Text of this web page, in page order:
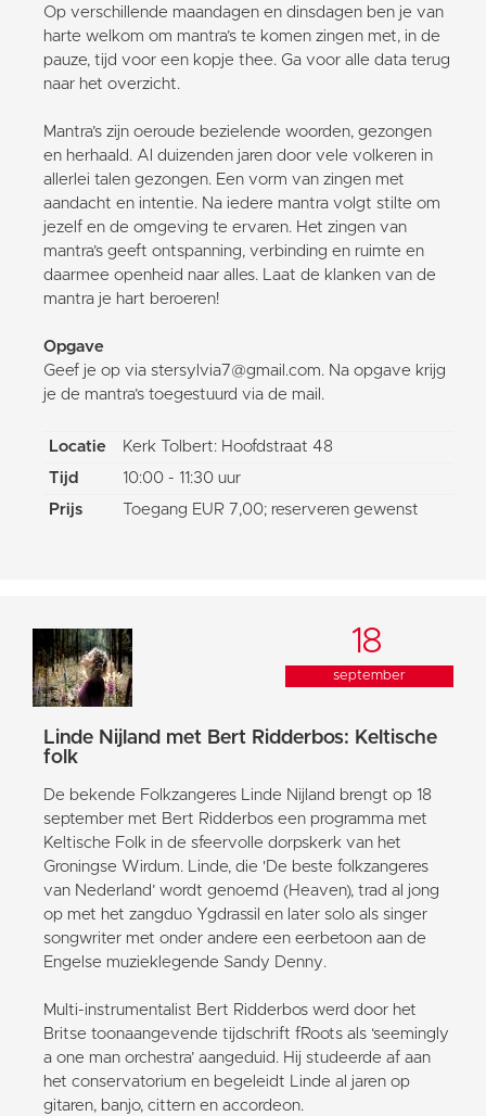
Op verschillende maandagen en dinsdagen ben je van
harte welkom om mantra’s te komen zingen met, in de
pauze, tijd voor een kopje thee. Ga voor alle data terug
naar het overzicht.
Mantra’s zijn oeroude bezielende woorden, gezongen
en herhaald. Al duizenden jaren door vele volkeren in
allerlei talen gezongen. Een vorm van zingen met
aandacht en intentie. Na iedere mantra volgt stilte om
jezelf en de omgeving te ervaren. Het zingen van
mantra’s geeft ontspanning, verbinding en ruimte en
daarmee openheid naar alles. Laat de klanken van de
mantra je hart beroeren!
Opgave
Geef je op via stersylvia7@gmail.com. Na opgave krijg
je de mantra’s toegestuurd via de mail.
Locatie
Kerk Tolbert: Hoofdstraat 48
Tijd
10:00 - 11:30 uur
Prijs
Toegang EUR 7,00; reserveren gewenst
18
september
Linde Nijland met Bert Ridderbos: Keltische
folk
De bekende Folkzangeres Linde Nijland brengt op 18
september met Bert Ridderbos een programma met
Keltische Folk in de sfeervolle dorpskerk van het
Groningse Wirdum. Linde, die 'De beste folkzangeres
van Nederland’ wordt genoemd (Heaven), trad al jong
op met het zangduo Ygdrassil en later solo als singer
songwriter met onder andere een eerbetoon aan de
Engelse muzieklegende Sandy Denny.
Multi-instrumentalist Bert Ridderbos werd door het
Britse toonaangevende tijdschrift fRoots als ‘seemingly
a one man orchestra’ aangeduid. Hij studeerde af aan
het conservatorium en begeleidt Linde al jaren op
gitaren, banjo, cittern en accordeon.